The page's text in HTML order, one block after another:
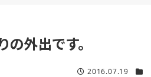
の外出です。
2016.07.19